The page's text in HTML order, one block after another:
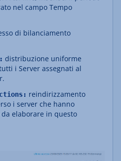
nel campo Tempo
di bilanciamento
distribuzione uniforme
i Server assegnati al
reindirizzamento
i server che hanno
elaborare in questo